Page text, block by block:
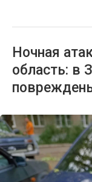
Ночная
область: в